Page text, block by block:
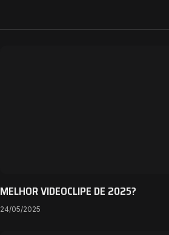
MELHOR VIDEOCLIPE DE 2025?
24/05/2025